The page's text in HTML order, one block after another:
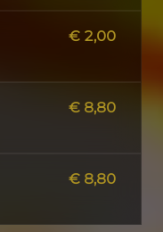
€ 2,00
€ 8,80
€ 8,80